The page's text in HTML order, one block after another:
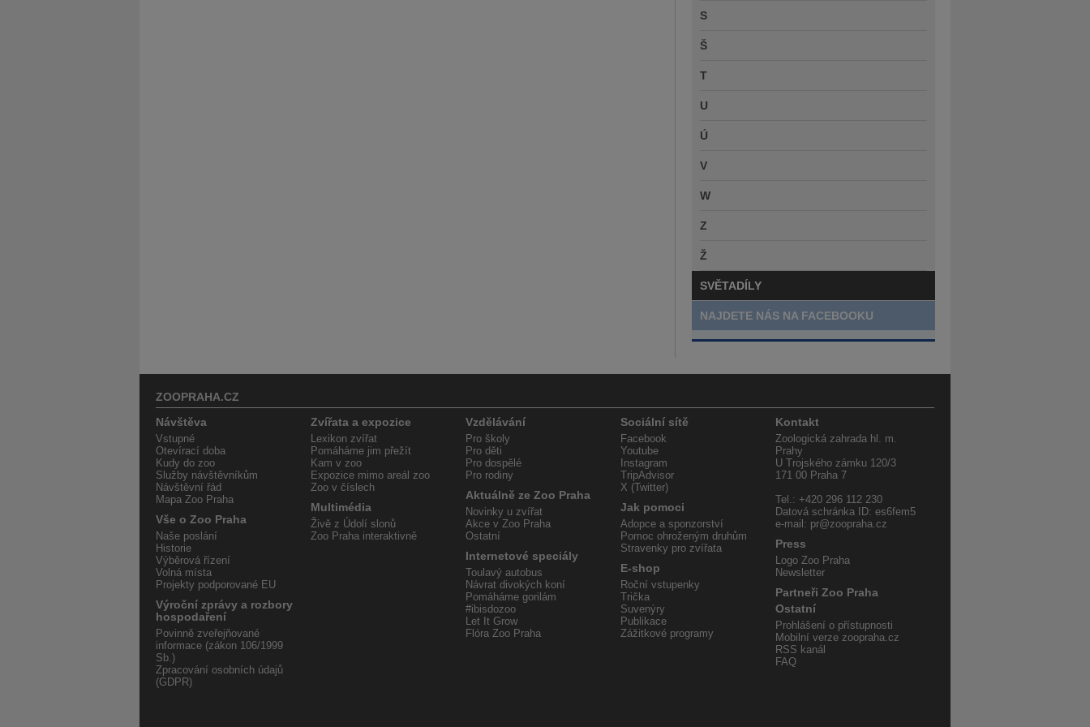
S
Š
T
U
Ú
V
W
Z
Ž
SVĚTADÍLY
NAJDETE NÁS NA FACEBOOKU
ZOOPRAHA.CZ
Návštěva
Vstupné
Otevírací doba
Kudy do zoo
Služby návštěvníkům
Návštěvní řád
Mapa Zoo Praha
Vše o Zoo Praha
Naše poslání
Historie
Výběrová řízení
Volná místa
Projekty podporované EU
Výroční zprávy a rozbory
hospodaření
Povinně zveřejňované
informace (zákon 106/1999
Sb.)
Zpracování osobních údajů
(GDPR)
Zvířata a expozice
Lexikon zvířat
Pomáháme jim přežít
Kam v zoo
Expozice mimo areál zoo
Zoo v číslech
Multimédia
Živě z Údolí slonů
Zoo Praha interaktivně
Vzdělávání
Pro školy
Pro děti
Pro dospělé
Pro rodiny
Aktuálně ze Zoo Praha
Novinky u zvířat
Akce v Zoo Praha
Ostatní
Internetové speciály
Toulavý autobus
Návrat divokých koní
Pomáháme gorilám
#ibisdozoo
Let It Grow
Flóra Zoo Praha
Sociální sítě
Facebook
Youtube
Instagram
TripAdvisor
X (Twitter)
Jak pomoci
Adopce a sponzorství
Pomoc ohroženým druhům
Stravenky pro zvířata
E-shop
Roční vstupenky
Trička
Suvenýry
Publikace
Zážitkové programy
Kontakt
Zoologická zahrada hl. m.
Prahy
U Trojského zámku 120/3
171 00 Praha 7
Tel.: +420 296 112 230
Datová schránka ID: es6fem5
e-mail: pr@zoopraha.cz
Press
Logo Zoo Praha
Newsletter
Partneři Zoo Praha
Ostatní
Prohlášení o přístupnosti
Mobilní verze zoopraha.cz
RSS kanál
FAQ